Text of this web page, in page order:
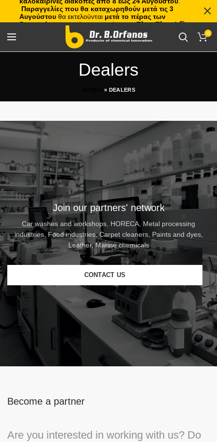
0
Dealers
» DEALERS
Join our partners' network
Car washes and workshops, HORECA, Metal processing
industries, Food industries, Carpet cleaners, Paints and dyes,
Leather, Marine chemicals
CONTACT US
Become a partner
Are you interested in working with us? Do
Παραγγελίες που θα καταχωρηθούν μετά τις 3
Αυγούστου θα εκτελούνται μετά το πέρας των
διακοπών, με σειρά προτεραιότητας.Πλιτς Πλατς!🏖️🌊